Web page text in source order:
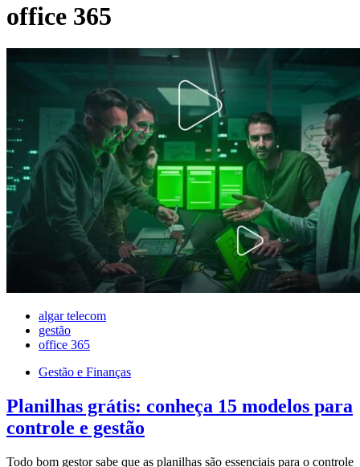
office 365
algar telecom
gestão
office 365
Gestão e Finanças
Planilhas grátis: conheça 15 modelos para
controle e gestão
Todo bom gestor sabe que as planilhas são essenciais para o controle